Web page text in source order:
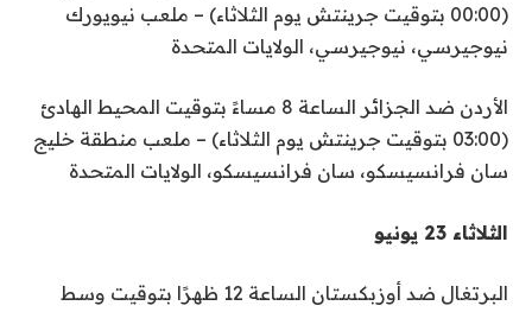
(00:00 بتوقيت جرينتش يوم الثلاثاء) – ملعب نيويورك
نيوجيرسي، نيوجيرسي، الولايات المتحدة
الأردن ضد الجزائر الساعة 8 مساءً بتوقيت المحيط الهادئ
(03:00 بتوقيت جرينتش يوم الثلاثاء) – ملعب منطقة خليج
سان فرانسيسكو، سان فرانسيسكو، الولايات المتحدة
الثلاثاء 23 يونيو
البرتغال ضد أوزبكستان الساعة 12 ظهرًا بتوقيت وسط